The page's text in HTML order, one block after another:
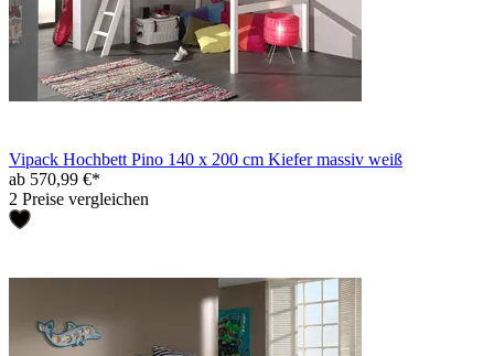
Vipack Hochbett Pino 140 x 200 cm Kiefer massiv weiß
ab 570,99 €*
2 Preise vergleichen